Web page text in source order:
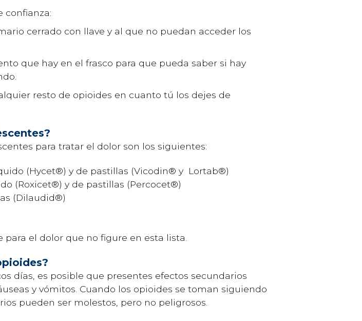
confianza:
cerrado con llave y al que no puedan acceder los
que hay en el frasco para que pueda saber si hay
resto de opioides en cuanto tú los dejes de
para tratar el dolor son los siguientes:
(Hycet®) y de pastillas (Vicodin® y Lortab®)
(Roxicet®) y de pastillas (Percocet®)
(Dilaudid®)
el dolor que no figure en esta lista.
días, es posible que presentes efectos secundarios
y vómitos. Cuando los opioides se toman siguiendo
pueden ser molestos, pero no peligrosos.